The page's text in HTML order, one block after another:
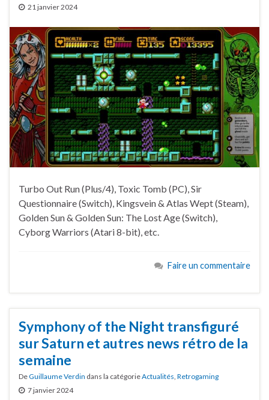
21 janvier 2024
Turbo Out Run (Plus/4), Toxic Tomb (PC), Sir
Questionnaire (Switch), Kingsvein & Atlas Wept (Steam),
Golden Sun & Golden Sun: The Lost Age (Switch),
Cyborg Warriors (Atari 8-bit), etc.
Faire un commentaire
Symphony of the Night transfiguré
sur Saturn et autres news rétro de la
semaine
DeGuillaume Verdin dans la catégorieActualités, Retrogaming
7 janvier 2024